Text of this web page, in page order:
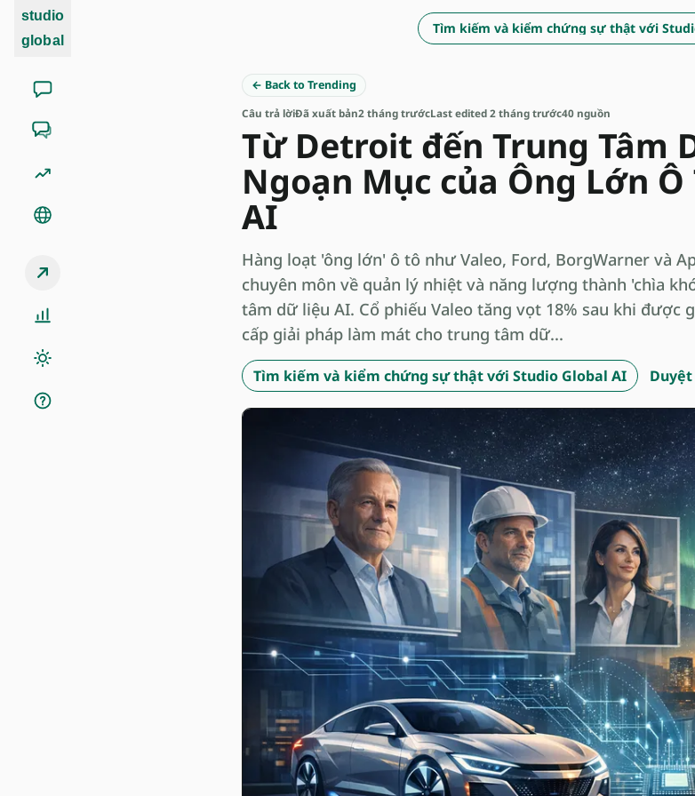
studio
global
Tìm kiếm và kiểm chứng sự thật với
← Back to Trending
Câu trả lờiĐã xuất bản2 tháng trướcLast edited 2 tháng trước40 nguồn
Từ Detroit đến Trung Tâm
Ngoạn Mục của Ông Lớn
AI
Hàng loạt 'ông lớn' ô tô như Valeo, Ford, BorgWarner và
chuyên môn về quản lý nhiệt và năng lượng thành 'chìa
tâm dữ liệu AI. Cổ phiếu Valeo tăng vọt 18% sau khi được
cấp giải pháp làm mát cho trung tâm dữ...
Tìm kiếm và kiểm chứng sự thật với Studio Global AI